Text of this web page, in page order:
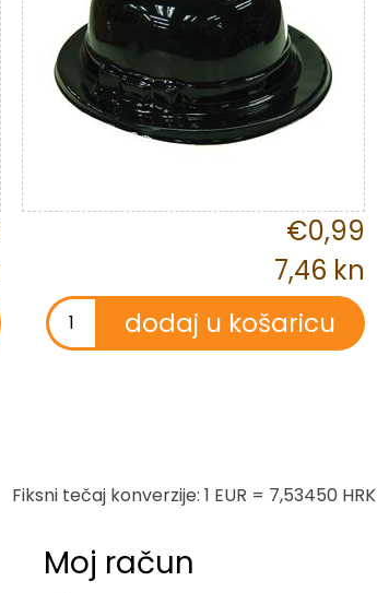
€0,99
7,46 kn
Fiksni tečaj konverzije: 1 EUR = 7,53450 HRK
Moj račun